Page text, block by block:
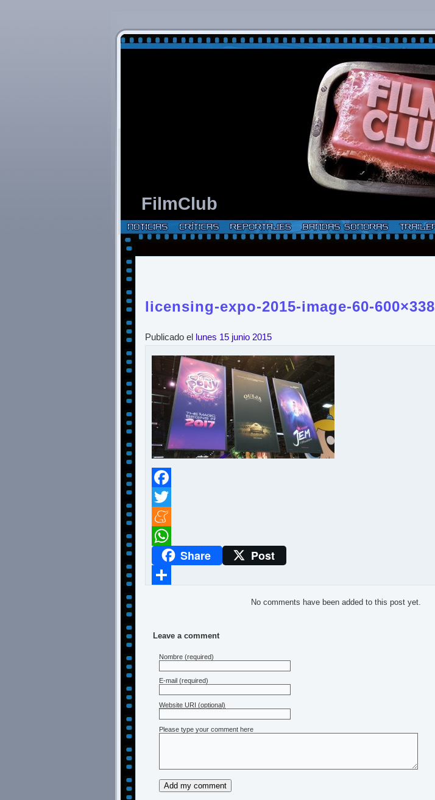
FilmClub
licensing-expo-2015-image-60-600×338
Publicado el lunes 15 junio 2015
Facebook
Twitter
Meneame
WhatsAppShare Post
No comments have been added to this post yet.
Leave a comment
Nombre (required)
E-mail (required)
Website URI (optional)
Please type your comment here